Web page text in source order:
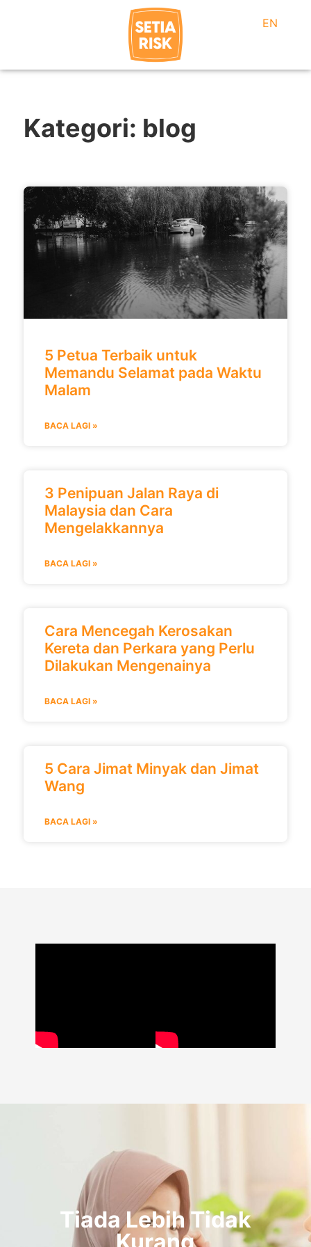
EN
Kategori: blog
5 Petua Terbaik untuk
Memandu Selamat pada Waktu
Malam
BACA LAGI »
3 Penipuan Jalan Raya di
Malaysia dan Cara
Mengelakkannya
BACA LAGI »
Cara Mencegah Kerosakan
Kereta dan Perkara yang Perlu
Dilakukan Mengenainya
BACA LAGI »
5 Cara Jimat Minyak dan Jimat
Wang
BACA LAGI »
Tiada Lebih Tidak
Kurang